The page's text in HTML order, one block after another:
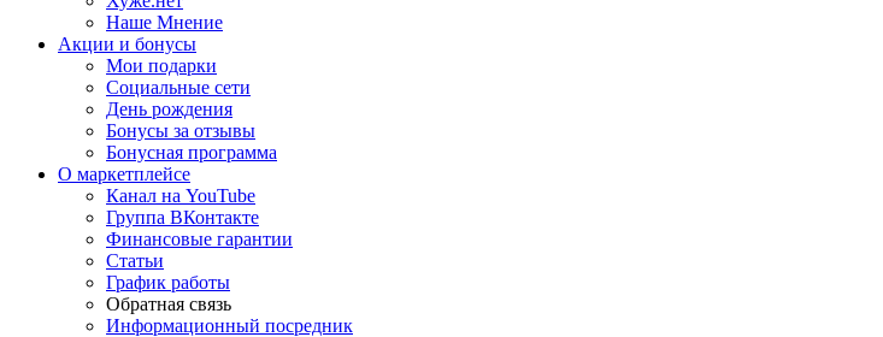
Наше Мнение
Акции и бонусы
Мои подарки
Социальные сети
День рождения
Бонусы за отзывы
Бонусная программа
О маркетплейсе
Канал на YouTube
Группа ВКонтакте
Финансовые гарантии
Статьи
График работы
Обратная связь
Информационный посредник